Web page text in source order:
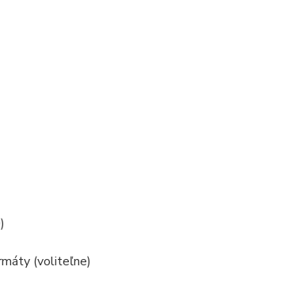
(voliteľne)